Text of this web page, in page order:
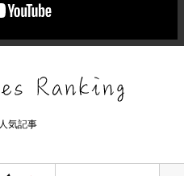
気記事